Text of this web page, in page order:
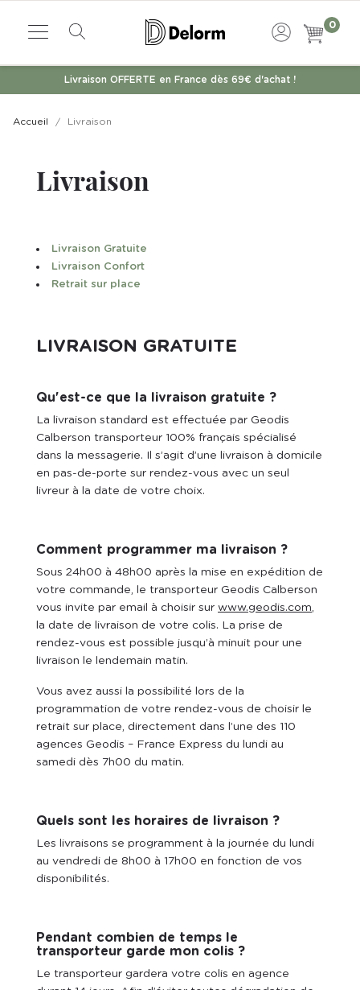
0
Livraison OFFERTE en France dès 69€ d'achat !
Accueil Livraison
Livraison
Livraison Gratuite
Livraison Confort
Retrait sur place
LIVRAISON GRATUITE
Qu'est-ce que la livraison gratuite ?
La livraison standard est effectuée par Geodis
Calberson transporteur 100% français spécialisé
dans la messagerie. Il s’agit d’une livraison à domicile
en pas-de-porte sur rendez-vous avec un seul
livreur à la date de votre choix.
Comment programmer ma livraison ?
Sous 24h00 à 48h00 après la mise en expédition de
votre commande, le transporteur Geodis Calberson
vous invite par email à choisir sur www.geodis.com
la date de livraison de votre colis. La prise de
rendez-vous est possible jusqu’à minuit pour une
livraison le lendemain matin.
Vous avez aussi la possibilité lors de la
programmation de votre rendez-vous de choisir le
retrait sur place, directement dans l’une des 110
agences Geodis – France Express du lundi au
samedi dès 7h00 du matin.
Quels sont les horaires de livraison ?
Les livraisons se programment à la journée du lundi
au vendredi de 8h00 à 17h00 en fonction de vos
disponibilités.
Pendant combien de temps le
transporteur garde mon colis ?
Le transporteur gardera votre colis en agence